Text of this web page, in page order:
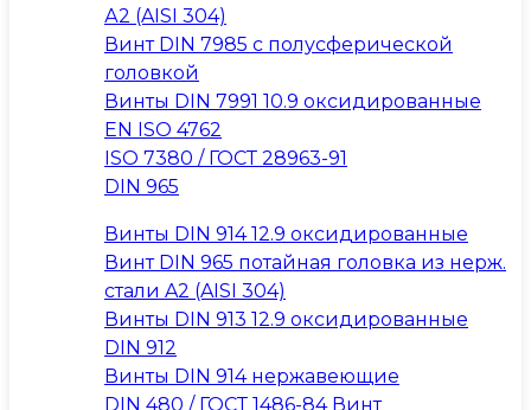
А2 (AISI 304)
Винт DIN 7985 с полусферической
головкой
Винты DIN 7991 10.9 оксидированные
EN ISO 4762
ISO 7380 / ГОСТ 28963-91
DIN 965
Винты DIN 914 12.9 оксидированные
Винт DIN 965 потайная головка из нерж.
стали A2 (AISI 304)
Винты DIN 913 12.9 оксидированные
DIN 912
Винты DIN 914 нержавеющие
DIN 480 / ГОСТ 1486-84 Винт